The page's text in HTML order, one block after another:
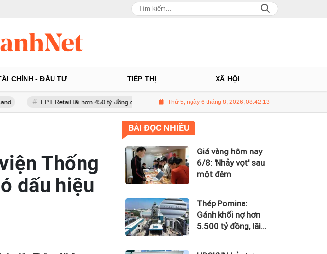
CHÍNH - ĐẦU TƯ TIẾP THỊ XÃ HỘI
FPT Retail lãi hơn 450 tỷ đồng quý II, Long Châu tiếp tục là động lực chính PNJ tính họp cổ đông
Thứ 5, ngày 6 tháng 8, 2026, 08:42:14
Thống
dấu hiệu
BÀI ĐỌC NHIỀU
Giá vàng hôm nay
6/8: 'Nhảy vọt' sau
một đêm
Thép Pomina:
Gánh khối nợ hơn
5.500 tỷ đồng, lãi